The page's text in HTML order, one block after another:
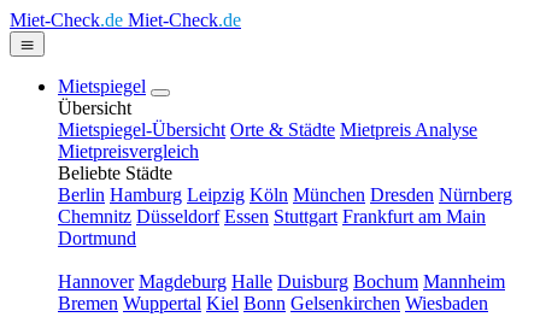
Miet-Check.de Miet-Check.de
Mietspiegel
Übersicht
Mietspiegel-Übersicht Orte & Städte Mietpreis Analyse
Mietpreisvergleich
Beliebte Städte
Berlin Hamburg Leipzig Köln München Dresden Nürnberg
Chemnitz Düsseldorf Essen Stuttgart Frankfurt am Main
Dortmund
Hannover Magdeburg Halle Duisburg Bochum Mannheim
Bremen Wuppertal Kiel Bonn Gelsenkirchen Wiesbaden